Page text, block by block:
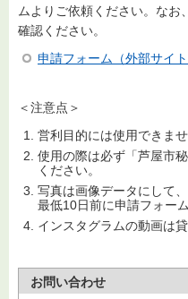
ムよりご依頼ください。なお
確認ください。
申請フォーム（外部サイト
＜注意点＞
営利目的には使用できませ
使用の際は必ず「芦屋市
ください。
写真は画像データにして
最低10日前に申請フォー
インスタグラムの動画は
お問い合わせ